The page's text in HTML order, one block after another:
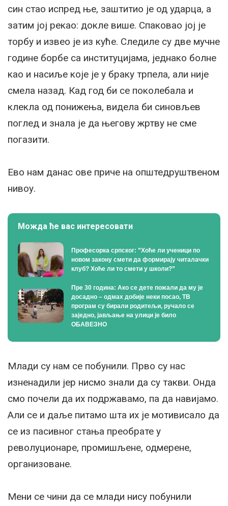
син стао испред ње, заштитио је од ударца, а
затим јој рекао: докле више. Спаковао јој је
торбу и извео је из куће. Следиле су две мучне
године борбе са институцијама, једнако болне
као и насиље које је у браку трпела, али није
смела назад. Кад год би се поколебала и
клекла од понижења, видела би синовљев
поглед и знала је да његову жртву не сме
погазити.
Ево нам данас ове приче на општедруштвеном
нивоу.
Можда ће вас интересовати
Професорка српског: ”Хоће ли ученици по
новом закону смети да формирају читалачки
клуб? Хоће ли то смети у школи?”
Пре 30 година: Ако се дете пожали да му је
досадно – одмах добије неки посао, ТВ
програм су бирали родитељи, ручало се
заједно, јављање на улици је било
ОБАВЕЗНО
Млади су нам се побунили. Прво су нас
изненадили јер нисмо знали да су такви. Онда
смо почели да их подржавамо, па да навијамо.
Али се и даље питамо шта их је мотивисало да
се из пасивног стања преобрате у
револуционаре, промишљене, одмерене,
организоване.
Мени се чини да се млади нису побунили